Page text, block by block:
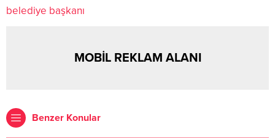
belediye başkanı
MOBİL REKLAM ALANI
Benzer Konular